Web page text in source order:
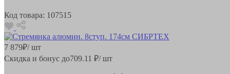
Код товара: 107515
7 879₽/ шт
Скидка и бонус до709.11 ₽/ шт